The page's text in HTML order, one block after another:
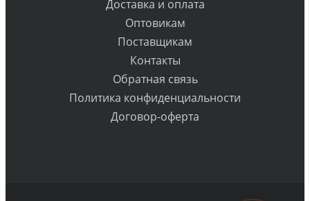
Доставка и оплата
Оптовикам
Поставщикам
Контакты
Обратная связь
Политика конфиденциальности
Договор-оферта